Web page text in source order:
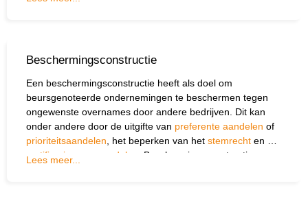
Beschermingsconstructie
Een beschermings­constructie heeft als doel om
beursgenoteerde ondernemingen te beschermen tegen
ongewenste overnames door andere bedrijven. Dit kan
onder andere door de uitgifte van preferente aandelen of
prioriteitsaandelen , het beperken van het stemrecht en de
certificering
aandelen
. Beschermingsconstructies
Lees meer...